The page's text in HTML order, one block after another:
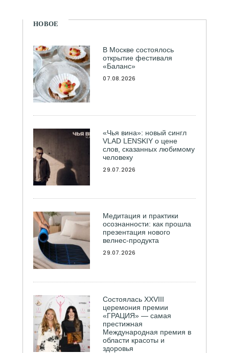
НОВОЕ
В Москве состоялось
открытие фестиваля
«Баланс»
07.08.2026
«Чья вина»: новый сингл
VLAD LENSKIY о цене
слов, сказанных любимому
человеку
29.07.2026
Медитация и практики
осознанности: как прошла
презентация нового
велнес-продукта
29.07.2026
Состоялась ХXVIII
церемония премии
«ГРАЦИЯ» — самая
престижная
Международная премия в
области красоты и
здоровья